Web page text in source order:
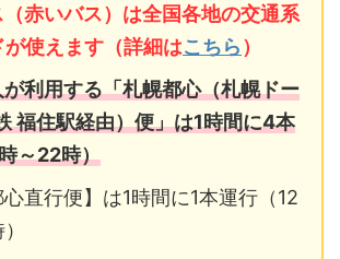
赤いバス）は全国各地の交通系
使えます（詳細はこちら）
利用する「札幌都心（札幌ドー
福住駅経由）便」は1時間に4本
～22時）
心直行便】は1時間に1本運行（12